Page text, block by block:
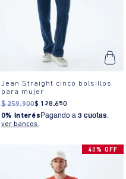
Jean Straight cinco bolsillos
para mujer
$ 259.900$ 128.650
0% Interés Pagando a 3 cuotas.
ver bancos.
40% OFF